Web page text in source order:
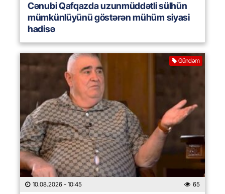
Cənubi Qafqazda uzunmüddətli sülhün
mümkünlüyünü göstərən mühüm siyasi
hadisə
Gündəm
10.08.2026 - 10:45 65